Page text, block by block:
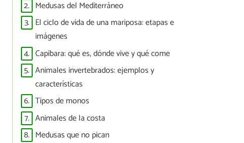
2. Medusas del Mediterráneo
3. El ciclo de vida de una mariposa: etapas e
imágenes
4. Capibara: qué es, dónde vive y qué come
5. Animales invertebrados: ejemplos y
características
6. Tipos de monos
7. Animales de la costa
8. Medusas que no pican